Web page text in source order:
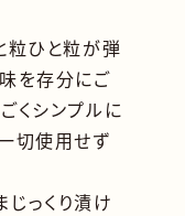
粒ひと粒が弾
を存分にご
くシンプルに
切使用せず
っくり漬け